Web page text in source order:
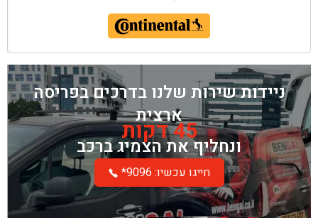
המקורי
היה:
₪ 1,488.
הנוכחי
הוא:
₪ 1,393.
ניידות שירות שלנו בדרכים בפריסה
ארצית
45 דקות
ונחליף את הצמיג ברכב
*חייגו עכשיו: 9096